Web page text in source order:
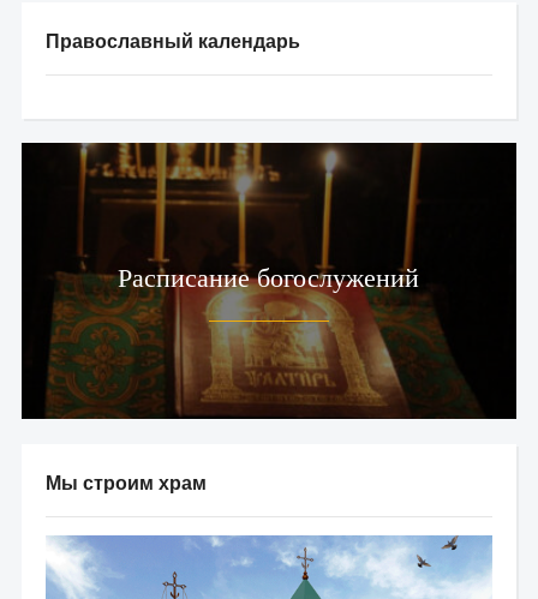
Православный календарь
Расписание богослужений
Мы строим храм